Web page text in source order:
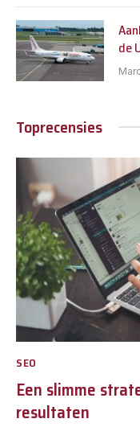
de
Toprecensies
SEO
Een slimme
resultaten